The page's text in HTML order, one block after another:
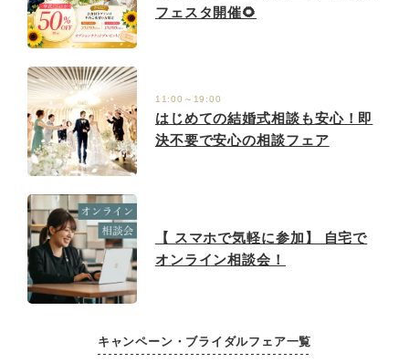
フェスタ開催🌻
11:00～19:00
はじめての結婚式相談も安心！即
決不要で安心の相談フェア
【 スマホで気軽に参加】 自宅で
オンライン相談会！
キャンペーン・ブライダルフェア一覧